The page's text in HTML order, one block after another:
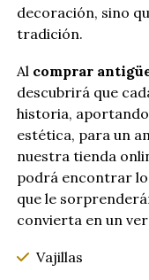
decoración, sino
tradición.
Al comprar
descubrirá que
historia,
estética, para un
nuestra tienda
podrá encontrar
que le
convierta en un
Vajillas